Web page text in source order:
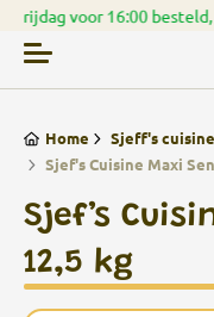
Spaar
Home
Sjeff's cuisine
Sjef's Cuisine Maxi
Sjef’s
12,5 kg